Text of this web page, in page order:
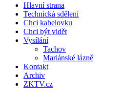
Hlavní strana
Technická sdělení
Chci kabelovku
Chci být vidět
Vysílání
Tachov
Mariánské lázně
Kontakt
Archiv
ZKTV.cz